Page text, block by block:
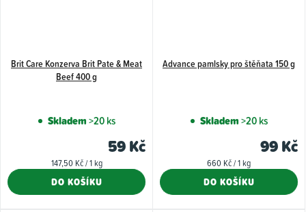
Brit Care Konzerva Brit Pate & Meat
Beef 400 g
Skladem>20 ks
59 Kč
Měrná
147,50 Kč / 1 kg
DO KOŠÍKU
Advance pamlsky pro štěňata 150 g
Skladem>20 ks
99 Kč
Měrná
660 Kč / 1 kg
DO KOŠÍKU